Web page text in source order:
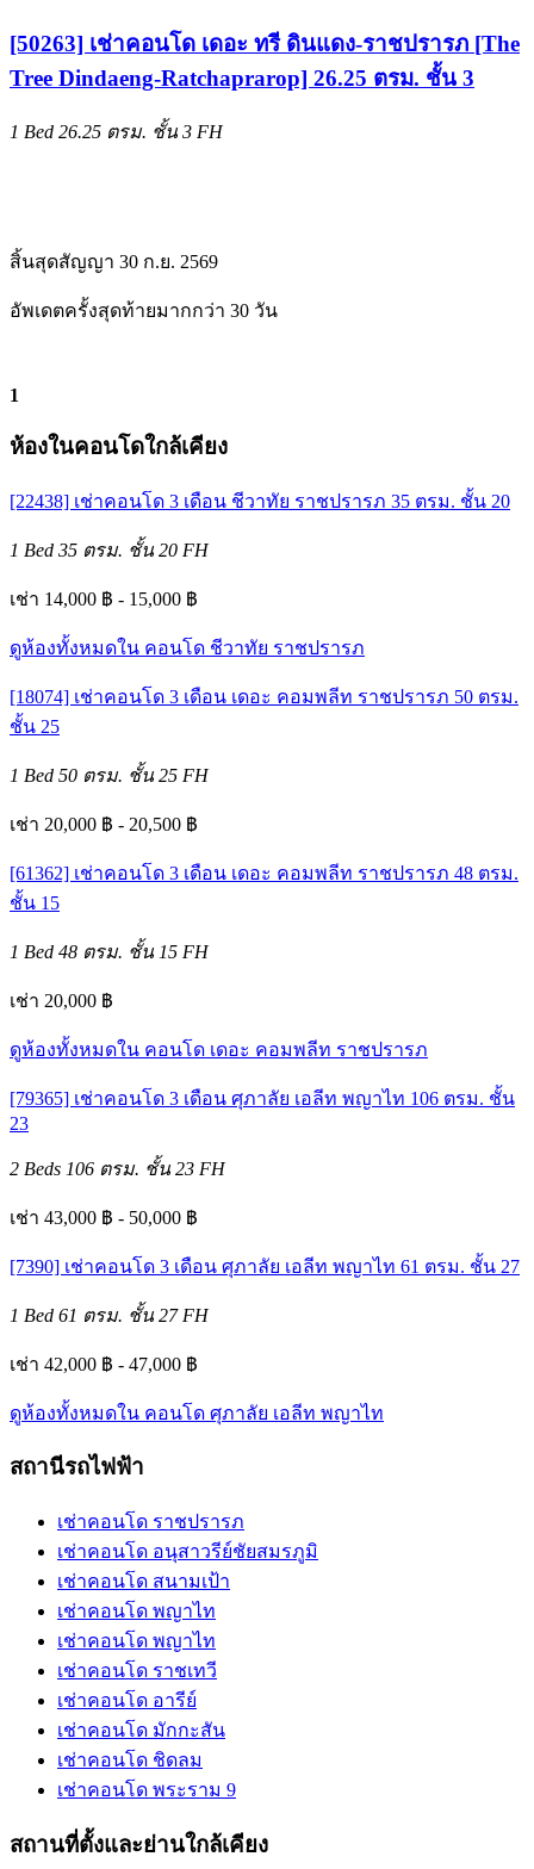
[50263] เช่าคอนโด เดอะ ทรี ดินแดง-ราชปรารภ [The
Tree Dindaeng-Ratchaprarop] 26.25 ตรม. ชั้น 3
1 Bed 26.25 ตรม. ชั้น 3 FH
สิ้นสุดสัญญา 30 ก.ย. 2569
อัพเดตครั้งสุดท้ายมากกว่า 30 วัน
1
ห้องในคอนโดใกล้เคียง
[22438] เช่าคอนโด 3 เดือน ชีวาทัย ราชปรารภ 35 ตรม. ชั้น 20
1 Bed 35 ตรม. ชั้น 20 FH
เช่า 14,000 ฿ - 15,000 ฿
ดูห้องทั้งหมดใน คอนโด ชีวาทัย ราชปรารภ
[18074] เช่าคอนโด 3 เดือน เดอะ คอมพลีท ราชปรารภ 50 ตรม.
ชั้น 25
1 Bed 50 ตรม. ชั้น 25 FH
เช่า 20,000 ฿ - 20,500 ฿
[61362] เช่าคอนโด 3 เดือน เดอะ คอมพลีท ราชปรารภ 48 ตรม.
ชั้น 15
1 Bed 48 ตรม. ชั้น 15 FH
เช่า 20,000 ฿
ดูห้องทั้งหมดใน คอนโด เดอะ คอมพลีท ราชปรารภ
[79365] เช่าคอนโด 3 เดือน ศุภาลัย เอลีท พญาไท 106 ตรม. ชั้น
23
2 Beds 106 ตรม. ชั้น 23 FH
เช่า 43,000 ฿ - 50,000 ฿
[7390] เช่าคอนโด 3 เดือน ศุภาลัย เอลีท พญาไท 61 ตรม. ชั้น 27
1 Bed 61 ตรม. ชั้น 27 FH
เช่า 42,000 ฿ - 47,000 ฿
ดูห้องทั้งหมดใน คอนโด ศุภาลัย เอลีท พญาไท
สถานีรถไฟฟ้า
เช่าคอนโด ราชปรารภ
เช่าคอนโด อนุสาวรีย์ชัยสมรภูมิ
เช่าคอนโด สนามเป้า
เช่าคอนโด พญาไท
เช่าคอนโด พญาไท
เช่าคอนโด ราชเทวี
เช่าคอนโด อารีย์
เช่าคอนโด มักกะสัน
เช่าคอนโด ชิดลม
เช่าคอนโด พระราม 9
สถานที่ตั้งและย่านใกล้เคียง